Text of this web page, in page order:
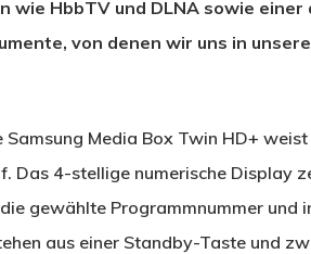
wie HbbTV und DLNA sowie
von denen wir uns in
Samsung Media Box Twin HD+
Das 4-stellige numerische Display
gewählte Programmnummer und
aus einer Standby-Taste und